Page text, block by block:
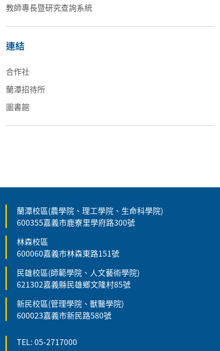
教師專長暨研究查詢系統
連結
合作社
蘭潭招待所
圖書館
蘭潭校區(農學院、理工學院、生命科學院)
600355嘉義市鹿寮里學府路300號
林森校區
600060嘉義市林森東路151號
民雄校區(師範學院、人文藝術學院)
621302嘉義縣民雄鄉文隆村85號
新民校區(管理學院、獸醫學院)
600023嘉義市新民路580號
TEL: 05-2717000